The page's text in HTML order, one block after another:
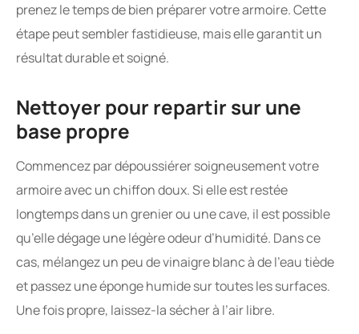
prenez le temps de bien préparer votre armoire. Cette
étape peut sembler fastidieuse, mais elle garantit un
résultat durable et soigné.
Nettoyer pour repartir sur une
base propre
Commencez par dépoussiérer soigneusement votre
armoire avec un chiffon doux. Si elle est restée
longtemps dans un grenier ou une cave, il est possible
qu’elle dégage une légère odeur d’humidité. Dans ce
cas, mélangez un peu de vinaigre blanc à de l’eau tiède
et passez une éponge humide sur toutes les surfaces.
Une fois propre, laissez-la sécher à l’air libre.